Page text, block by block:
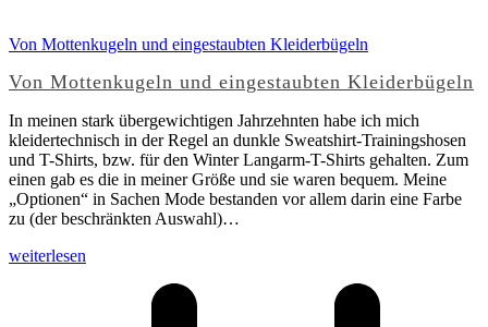
Von Mottenkugeln und eingestaubten Kleiderbügeln
Von Mottenkugeln und eingestaubten Kleiderbügeln
In meinen stark übergewichtigen Jahrzehnten habe ich mich
kleidertechnisch in der Regel an dunkle Sweatshirt-Trainingshosen
und T-Shirts, bzw. für den Winter Langarm-T-Shirts gehalten. Zum
einen gab es die in meiner Größe und sie waren bequem. Meine
„Optionen“ in Sachen Mode bestanden vor allem darin eine Farbe
zu (der beschränkten Auswahl)…
weiterlesen